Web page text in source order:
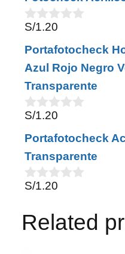
t
o
f
5
0
u
t
o
f
5
S/1.20
Portafotocheck
Azul Rojo Negro
Transparente
0
u
t
o
f
5
S/1.20
Portafotocheck
Transparente
0
t
o
S/1.20
Related